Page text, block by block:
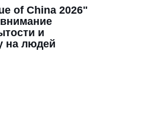
of China 2026"
и
на людей